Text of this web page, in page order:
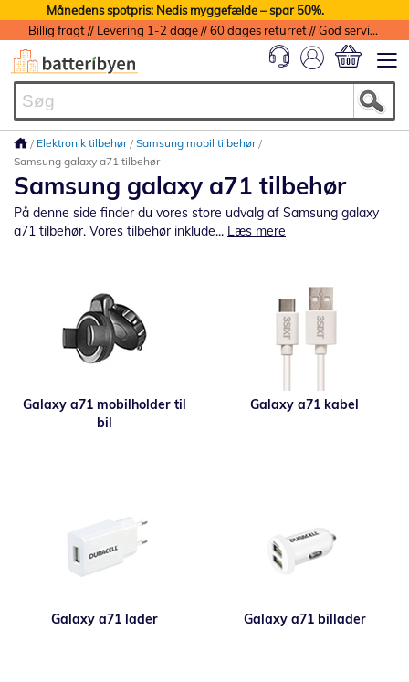
Månedens spotpris: Nedis myggefælde – spar 50%.
Billig fragt // Levering 1-2 dage // 60 dages returret // God service med garanti
Elektronik tilbehør Samsung mobil tilbehør
Samsung galaxy a71 tilbehør
Samsung galaxy a71 tilbehør
På denne side finder du vores store udvalg af Samsung galaxy
a71 tilbehør. Vores tilbehør inklude... Læs mere
Galaxy a71 mobilholder til
bil
Galaxy a71 kabel
Galaxy a71 lader Galaxy a71 billader